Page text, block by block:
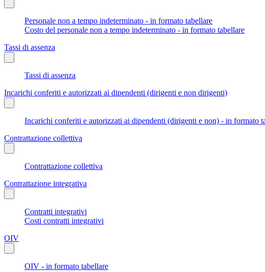
Personale non a tempo indeterminato - in formato tabellare
Costo del personale non a tempo indeterminato - in formato tabellare
Tassi di assenza
Tassi di assenza
Incarichi conferiti e autorizzati ai dipendenti (dirigenti e non dirigenti)
Incarichi conferiti e autorizzati ai dipendenti (dirigenti e non) - in formato
Contrattazione collettiva
Contrattazione collettiva
Contrattazione integrativa
Contratti integrativi
Costi contratti integrativi
OIV
OIV - in formato tabellare